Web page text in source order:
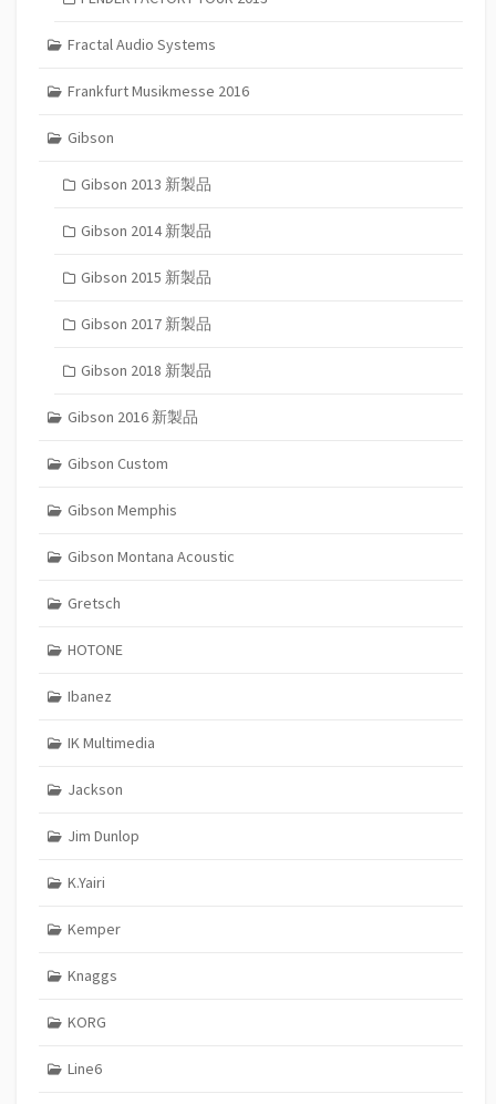
Fractal Audio Systems
Frankfurt Musikmesse 2016
Gibson
Gibson 2013 新製品
Gibson 2014 新製品
Gibson 2015 新製品
Gibson 2017 新製品
Gibson 2018 新製品
Gibson 2016 新製品
Gibson Custom
Gibson Memphis
Gibson Montana Acoustic
Gretsch
HOTONE
Ibanez
IK Multimedia
Jackson
Jim Dunlop
K.Yairi
Kemper
Knaggs
KORG
Line6